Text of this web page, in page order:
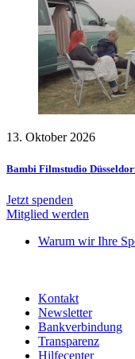
13. Oktober 2026
Bambi Filmstudio
Jetzt spenden
Mitglied werden
Warum wir Ihre
Kontakt
Newsletter
Bankverbindung
Transparenz
Hilfecenter